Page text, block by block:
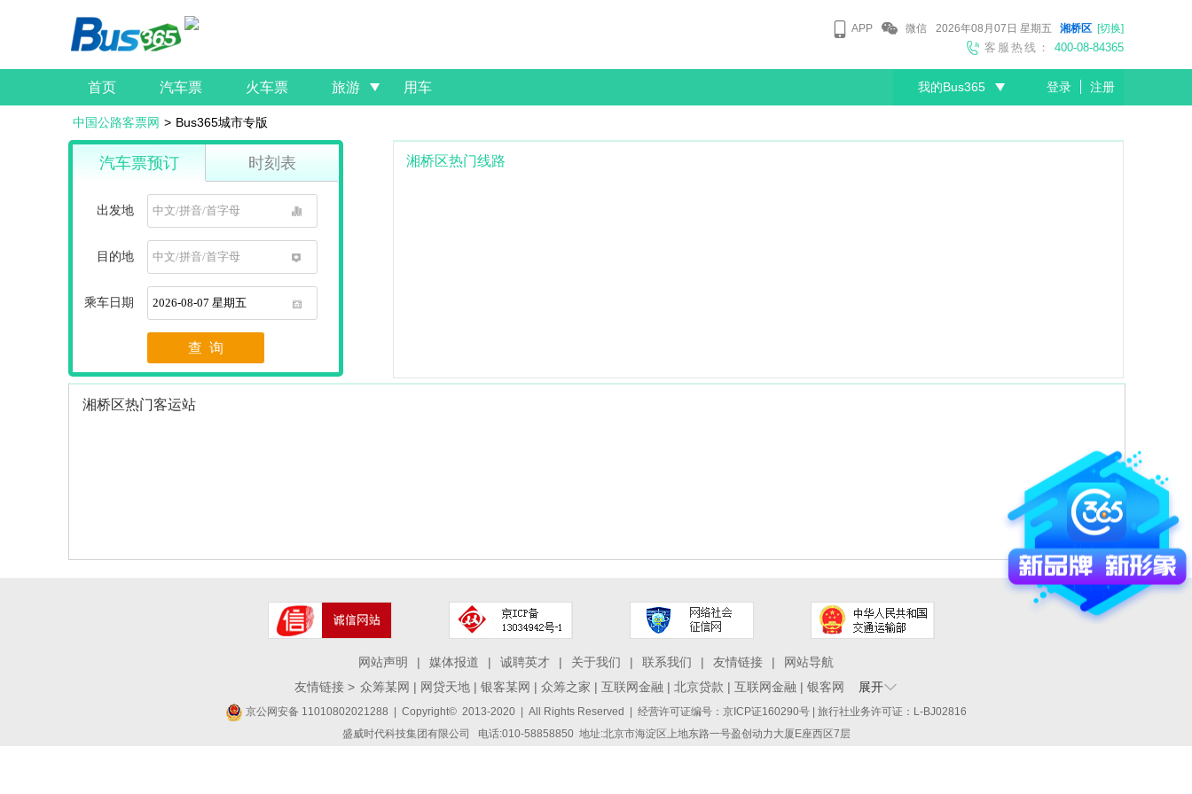
APP 微信 2026年08月07日 星期五 湘桥区 [切换]
客服热线： 400-08-84365
首页 汽车票 火车票 旅游 用车 我的Bus365 登录 注册
中国公路客票网 > Bus365城市专版
汽车票预订 时刻表
出发地
目的地
1
乘车日期
1
查 询
湘桥区热门线路
湘桥区热门客运站
网站声明 | 媒体报道 | 诚聘英才 | 关于我们 | 联系我们 | 友情链接 |
网站导航
友情链接 > 众筹某网 | 网贷天地 | 银客某网 | 众筹之家 | 互联网金融 | 北京贷款 | 互联网金融 | 银客网 展开
京公网安备 11010802021288 | Copyright© 2013-2020 | All Rights Reserved | 经营许可证编号：京ICP证160290号 | 旅行社业务许可证：L-BJ02816
盛威时代科技集团有限公司 电话:010-58858850 地址:北京市海淀区上地东路一号盈创动力大厦E座西区7层